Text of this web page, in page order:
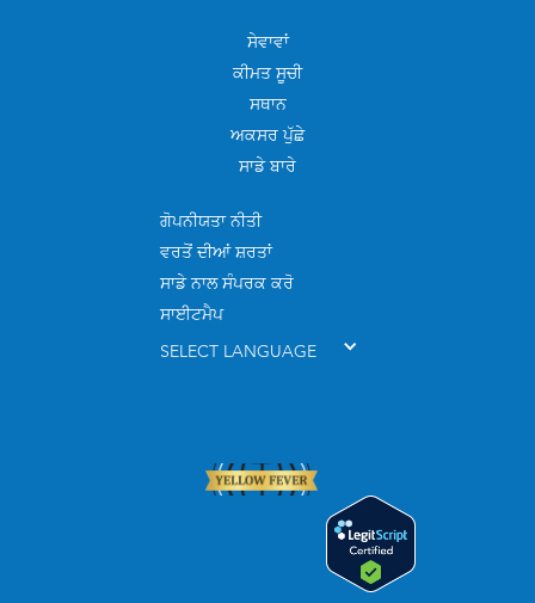
ਸੇਵਾਵਾਂ
ਕੀਮਤ ਸੂਚੀ
ਸਥਾਨ
ਅਕਸਰ ਪੁੱਛੇ
ਸਾਡੇ ਬਾਰੇ
ਗੋਪਨੀਯਤਾ ਨੀਤੀ
ਵਰਤੋਂ ਦੀਆਂ ਸ਼ਰਤਾਂ
ਸਾਡੇ ਨਾਲ ਸੰਪਰਕ ਕਰੋ
ਸਾਈਟਮੈਪ
SELECT LANGUAGE